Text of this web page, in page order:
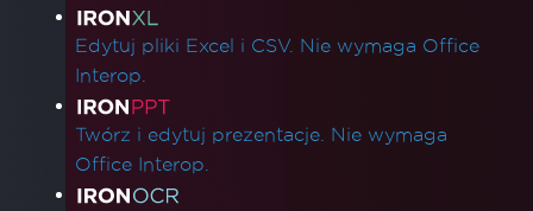
Edytuj pliki Excel i CSV. Nie wymaga Office
Interop.
Twórz i edytuj prezentacje. Nie wymaga
Office Interop.